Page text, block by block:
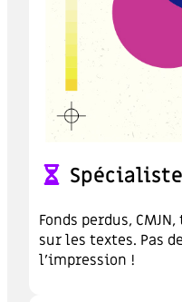
Fonds perdus,
sur les textes. Pas
l’impression !